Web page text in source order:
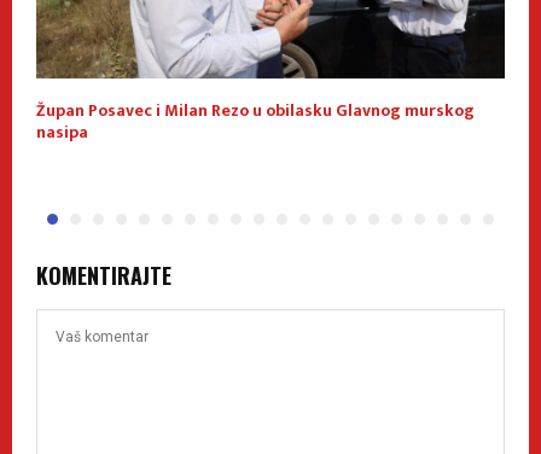
Župan Posavec i Milan Rezo u obilasku Glavnog murskog
nasipa
KOMENTIRAJTE